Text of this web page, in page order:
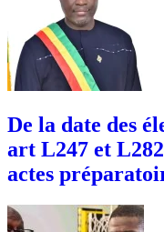
De la date des
art L247 et
actes